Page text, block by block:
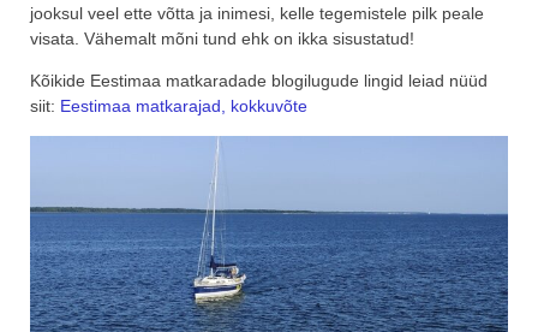
jooksul veel ette võtta ja inimesi, kelle tegemistele pilk peale
visata. Vähemalt mõni tund ehk on ikka sisustatud!
Kõikide Eestimaa matkaradade blogilugude lingid leiad nüüd
siit: Eestimaa matkarajad, kokkuvõte